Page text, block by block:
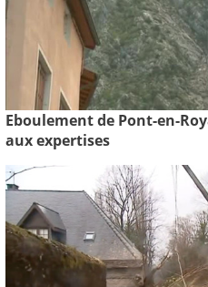
Eboulement de Pont-en-
aux expertises